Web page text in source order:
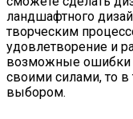
ландшафтного
творческим
удовлетворение и
возможные ошибки
своими силами, то
выбором.